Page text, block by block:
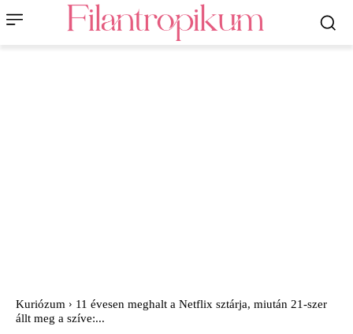
Kuriózum
11 évesen meghalt a Netflix sztárja, miután 21-szer
állt meg a szíve:...